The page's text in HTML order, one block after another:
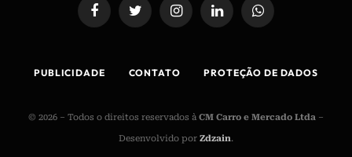
FacebookTwitterInstagramLinkedIn WhatsApp
PUBLICIDADE CONTATO PROTEÇÃO DE DADOS
© 2026 – Todos o direitos reservados à CM Carro e Mercado Ltda –
Desenvolvido por Zdzain.